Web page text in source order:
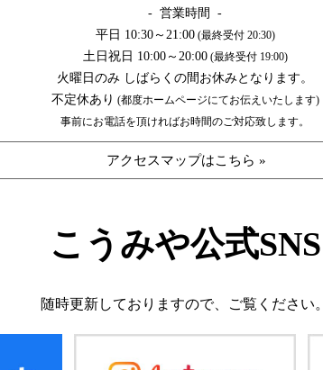
- 営業時間 -
平日 10:30～21:00(最終受付 20:30)
土日祝日 10:00～20:00(最終受付 19:00)
火曜日のみ しばらくの間お休みとなります。
不定休あり (都度ホームページにてお伝えいたします)
事前にお電話を頂ければお時間のご対応致します。
アクセスマップはこちら »
こうみや公式SNS
随時更新しておりますので、 ご覧ください。